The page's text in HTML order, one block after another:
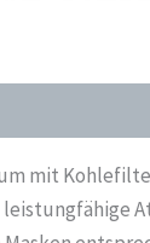
mit